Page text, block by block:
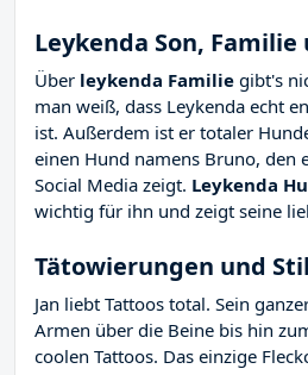
Leykenda Son, Familie
Über leykenda Familie gibt's
man weiß, dass Leykenda echt
ist. Außerdem ist er totaler
einen Hund namens Bruno, den
Social Media zeigt. Leykenda
wichtig für ihn und zeigt seine
Tätowierungen und Stil
Jan liebt Tattoos total. Sein
Armen über die Beine bis hin
coolen Tattoos. Das einzige